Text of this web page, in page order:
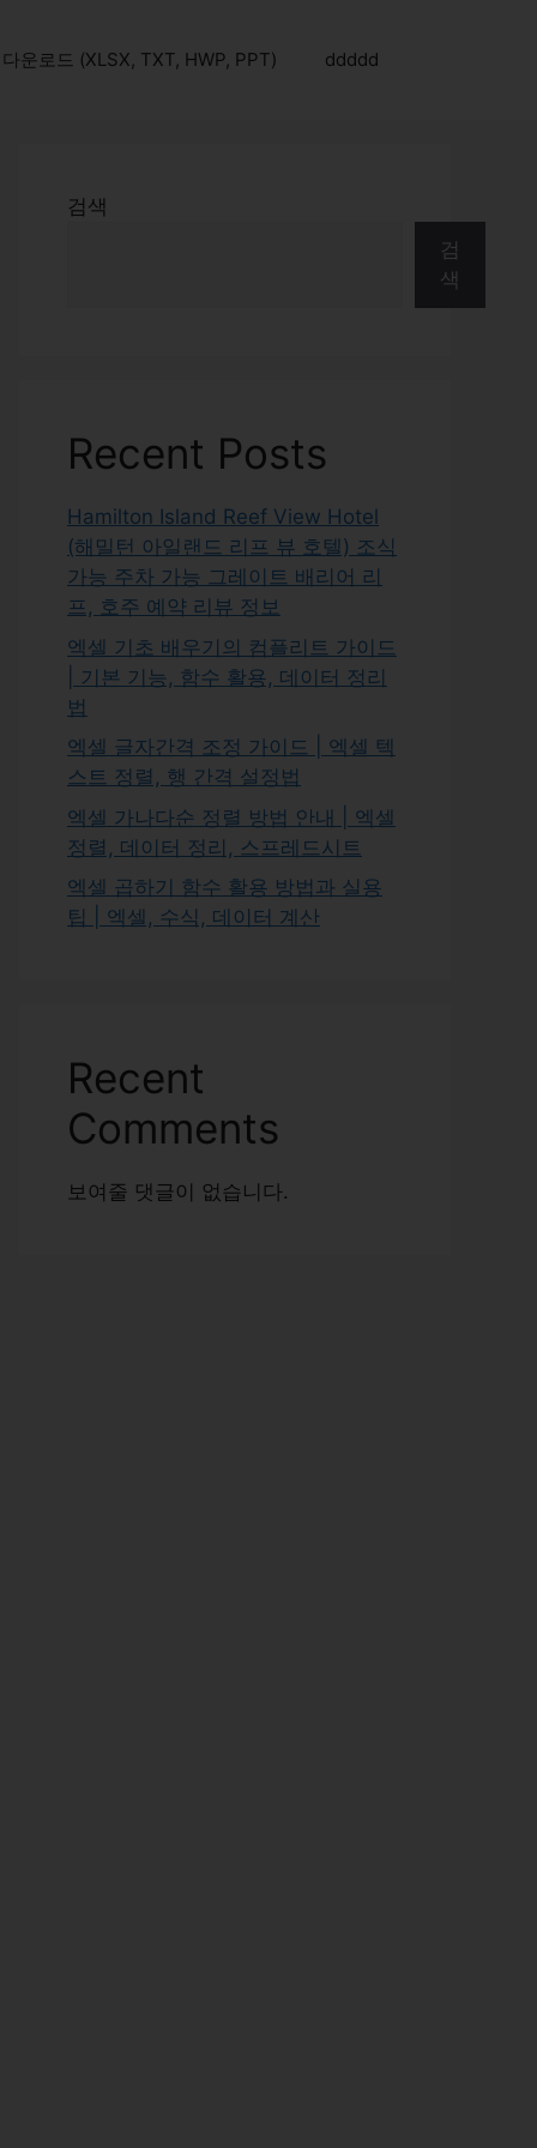
운로드 (XLSX, TXT, HWP, PPT) ddddd
검색
검
색
Recent Posts
Hamilton Island Reef View Hotel
(해밀턴 아일랜드 리프 뷰 호텔) 조식
가능 주차 가능 그레이트 배리어 리
프, 호주 예약 리뷰 정보
엑셀 기초 배우기의 컴플리트 가이드
| 기본 기능, 함수 활용, 데이터 정리
법
엑셀 글자간격 조정 가이드 | 엑셀 텍
스트 정렬, 행 간격 설정법
엑셀 가나다순 정렬 방법 안내 | 엑셀
정렬, 데이터 정리, 스프레드시트
엑셀 곱하기 함수 활용 방법과 실용
팁 | 엑셀, 수식, 데이터 계산
Recent
Comments
보여줄 댓글이 없습니다.